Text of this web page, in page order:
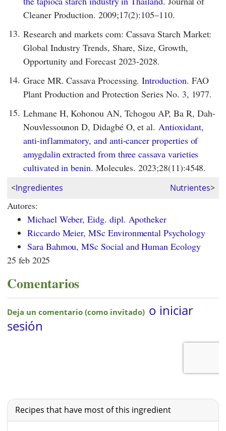
Cleaner Production. 2009;17(2):105–110.
13. Research and markets com: Cassava Starch Market:
Global Industry Trends, Share, Size, Growth,
Opportunity and Forecast 2023-2028.
14. Grace MR. Cassava Processing.Introduction. FAO
Plant Production and Protection Series No. 3, 1977.
15. Lehmane H, Kohonou AN, Tchogou AP, Ba R, Dah-
Nouvlessounon D, Didagbé O, et al.Antioxidant,
anti-inflammatory, and anti-cancer properties of
amygdalin extracted from three cassava varieties
cultivated in benin. Molecules. 2023;28(11):4548.
<Ingredientes Nutrientes>
Autores:
Michael Weber, Eidg. dipl. Apotheker
Riccardo Meier, MSc Environmental Psychology
Sara Bahmou, MSc Social and Human Ecology
25 feb 2025
Comentarios
Recipes that have most of this ingredient